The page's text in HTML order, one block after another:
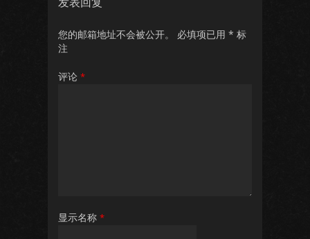
您的邮箱地址不会被公开。 必填项已用 * 标
注
评论 *
显示名称 *